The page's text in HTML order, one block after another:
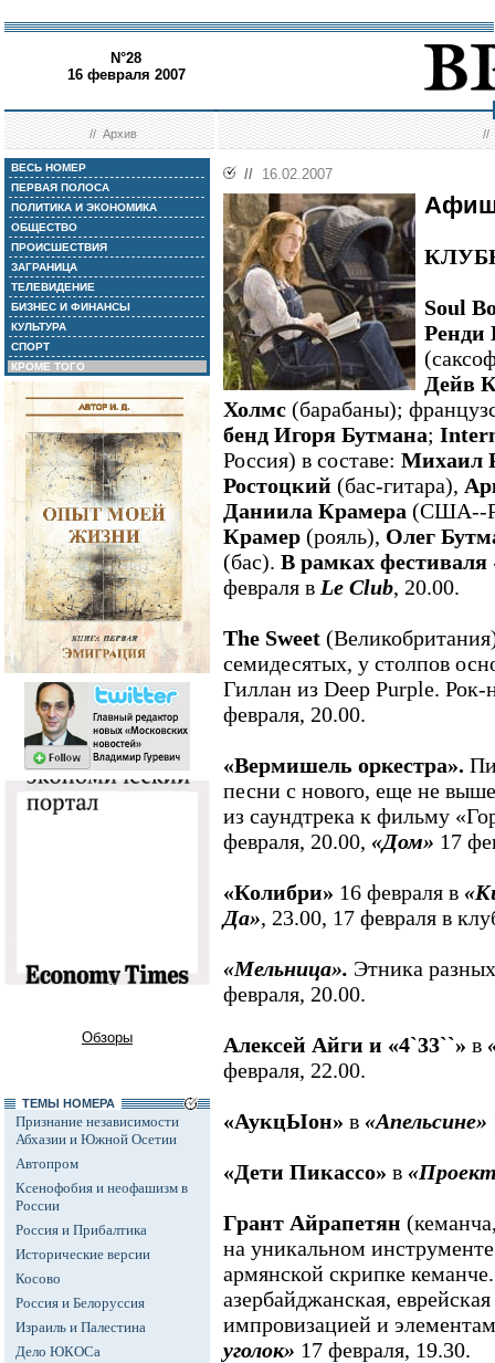
N°28
16 февраля 2007
//Архив //
ВЕСЬ НОМЕР
ПЕРВАЯ ПОЛОСА
ПОЛИТИКА И ЭКОНОМИКА
ОБЩЕСТВО
ПРОИСШЕСТВИЯ
ЗАГРАНИЦА
ТЕЛЕВИДЕНИЕ
БИЗНЕС И ФИНАНСЫ
КУЛЬТУРА
СПОРТ
КРОМЕ ТОГО
Обзоры
ТЕМЫ НОМЕРА
Признание независимости
Абхазии и Южной Осетии
Автопром
Ксенофобия и неофашизм в
России
Россия и Прибалтика
Исторические версии
Косово
Россия и Белоруссия
Израиль и Палестина
Дело ЮКОСа
// 16.02.2007
Soul
Ренди
Дейв
Холмс (барабаны);
бенд Игоря Бутмана;
Россия) в составе: Михаил
Ростоцкий (бас-гитара),
Даниила Крамера (США--
Крамер (рояль), Олег
(бас). В рамках
февраля в Le Club, 20.00.
The Sweet
семидесятых, у столпов
Гиллан из Deep Purple.
февраля, 20.00.
«Вермишель оркестра».
песни с нового, еще не
из саундтрека к фильму
февраля, 20.00, «Дом» 17
«Колибри» 16 февраля в
Да», 23.00, 17 февраля в
«Мельница». Этника
февраля, 20.00.
Алексей Айги и «4`33``» в
февраля, 22.00.
«АукцЫон» в «Апельсине»
«Дети Пикассо» в
Грант Айрапетян
на уникальном
армянской скрипке
азербайджанская,
импровизацией и
уголок» 17 февраля, 19.30.